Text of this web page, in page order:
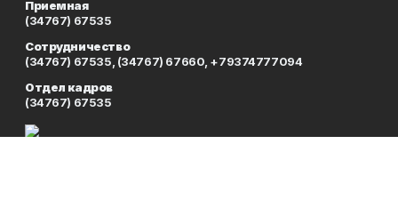
Приемная
(34767) 67535
Сотрудничество
(34767) 67535, (34767) 67660, +79374777094
Отдел кадров
(34767) 67535